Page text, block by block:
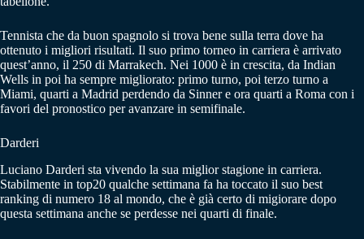
Tennista che da buon spagnolo si trova bene sulla terra dove ha
ottenuto i migliori risultati. Il suo primo torneo in carriera è arrivato
quest’anno, il 250 di Marrakech. Nei 1000 è in crescita, da Indian
Wells in poi ha sempre migliorato: primo turno, poi terzo turno a
Miami, quarti a Madrid perdendo da Sinner e ora quarti a Roma con i
favori del pronostico per avanzare in semifinale.
Darderi
Luciano Darderi sta vivendo la sua miglior stagione in carriera.
Stabilmente in top20 qualche settimana fa ha toccato il suo best
ranking di numero 18 al mondo, che è già certo di migiorare dopo
questa settimana anche se perdesse nei quarti di finale.